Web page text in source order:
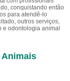
conquistando então
para atendê-lo
outros serviços,
e odontologia animal
Animais